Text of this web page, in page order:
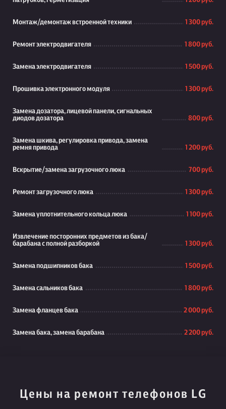
Монтаж/демонтаж встроенной техники 1 300 руб.
Ремонт электродвигателя 1 800 руб.
Замена электродвигателя 1 500 руб.
Прошивка электронного модуля 1 300 руб.
Замена дозатора, лицевой панели, сигнальных
диодов дозатора
800 руб.
Замена шкива, регулировка привода, замена
ремня привода
1 200 руб.
Вскрытие/замена загрузочного люка 700 руб.
Ремонт загрузочного люка 1 300 руб.
Замена уплотнительного кольца люка 1 100 руб.
Извлечение посторонних предметов из бака/
барабана с полной разборкой
1 300 руб.
Замена подшипников бака 1 500 руб.
Замена сальников бака 1 800 руб.
Замена фланцев бака 2 000 руб.
Замена бака, замена барабана 2 200 руб.
Цены на ремонт телефонов LG